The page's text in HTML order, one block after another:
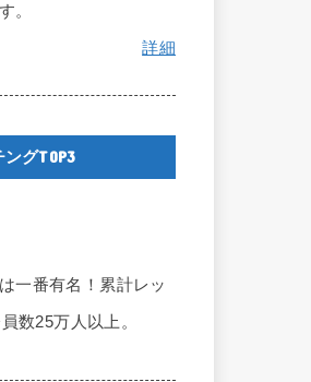
。
詳細
グTOP3
一番有名！累計レッ
数25万人以上。